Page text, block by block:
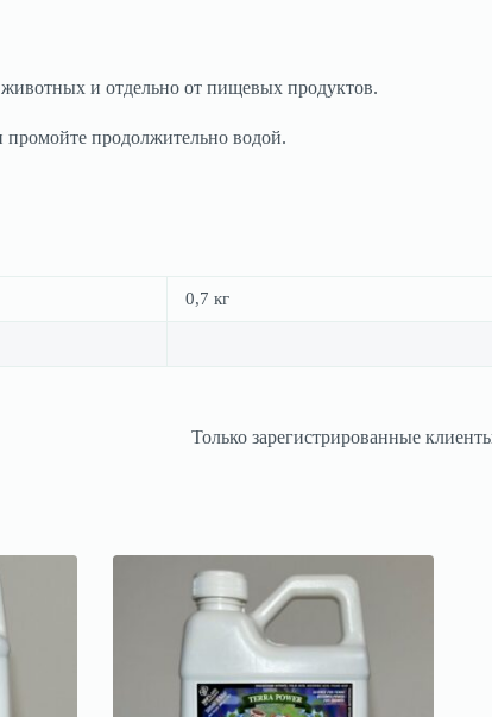
и отдельно от пищевых продуктов.
продолжительно водой.
0,7 кг
Только зарегистрированные